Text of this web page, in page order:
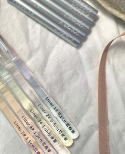
他人資訊註冊。若發現惡意使用之情形，
該用戶之使用額度並採取法律行動。